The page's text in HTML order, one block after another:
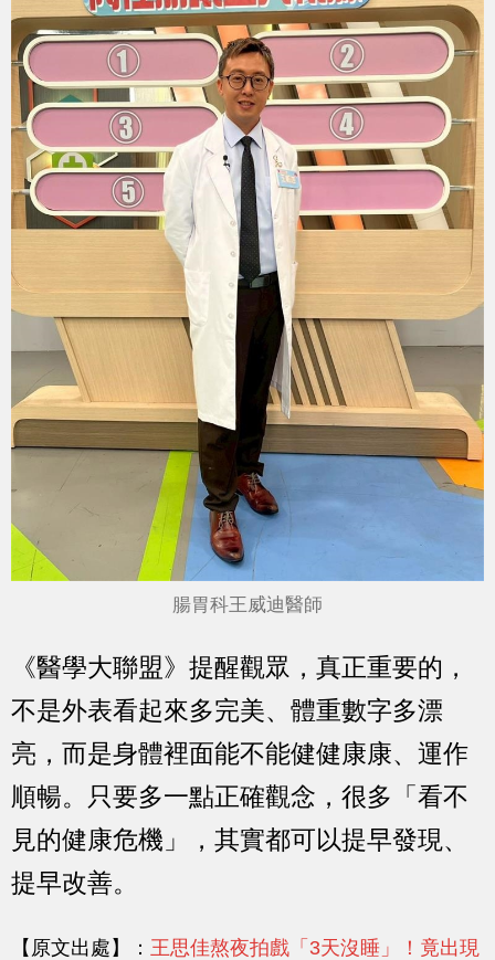
腸胃科王威迪醫師
《醫學大聯盟》提醒觀眾，真正重要的，
不是外表看起來多完美、體重數字多漂
亮，而是身體裡面能不能健健康康、運作
順暢。只要多一點正確觀念，很多「看不
見的健康危機」，其實都可以提早發現、
提早改善。
【原文出處】： 王思佳熬夜拍戲「3天沒睡」！竟出現